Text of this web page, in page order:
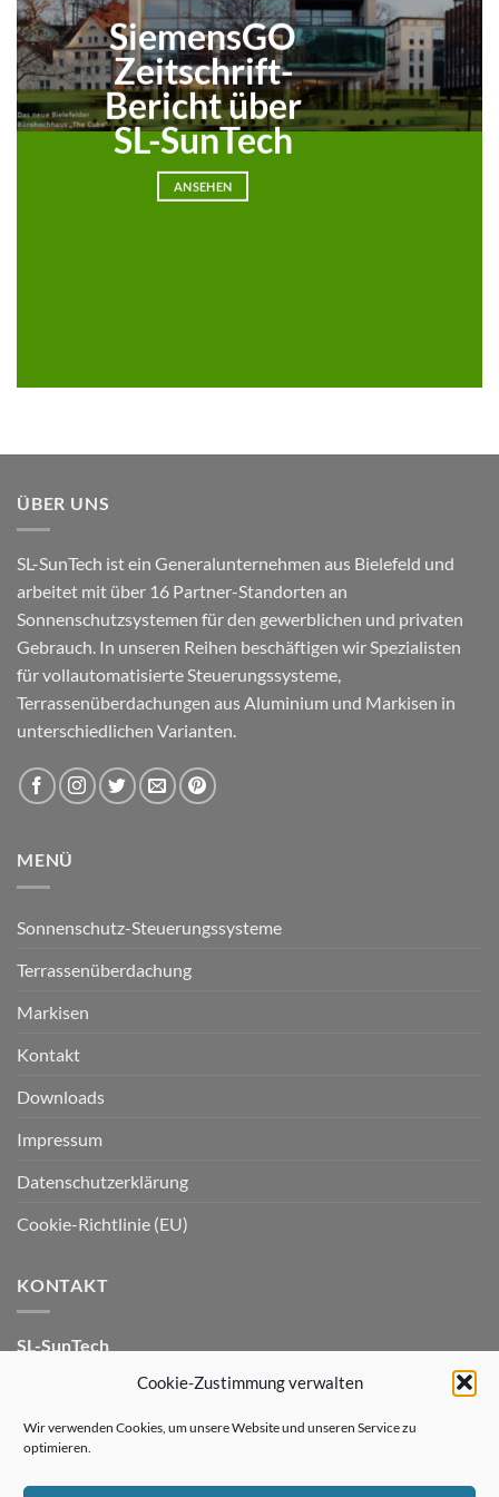
Cookie-Zustimmung verwalten
Wir verwenden Cookies, um unsere Website und unseren Service zu
optimieren.
SiemensGO
Zeitschrift-
Bericht über
SL-SunTech
ANSEHEN
ÜBER UNS
SL-SunTech ist ein Generalunternehmen aus Bielefeld und
arbeitet mit über 16 Partner-Standorten an
Sonnenschutzsystemen für den gewerblichen und privaten
Gebrauch. In unseren Reihen beschäftigen wir Spezialisten
für vollautomatisierte Steuerungssysteme,
Terrassenüberdachungen aus Aluminium und Markisen in
unterschiedlichen Varianten.
MENÜ
Sonnenschutz-Steuerungssysteme
Terrassenüberdachung
Markisen
Kontakt
Downloads
Impressum
Datenschutzerklärung
Cookie-Richtlinie (EU)
KONTAKT
SL-SunTech
An der Windflöte 7
Telefon: 05209 / 91 68 50